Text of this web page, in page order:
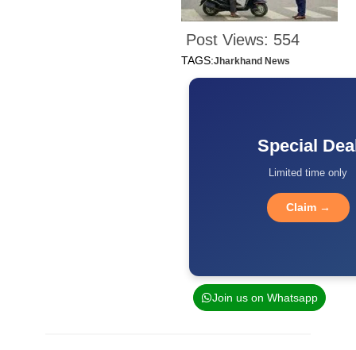
Post Views: 554
TAGS:Jharkhand News
Special
Limited time only
Claim →
Join us on Whatsapp